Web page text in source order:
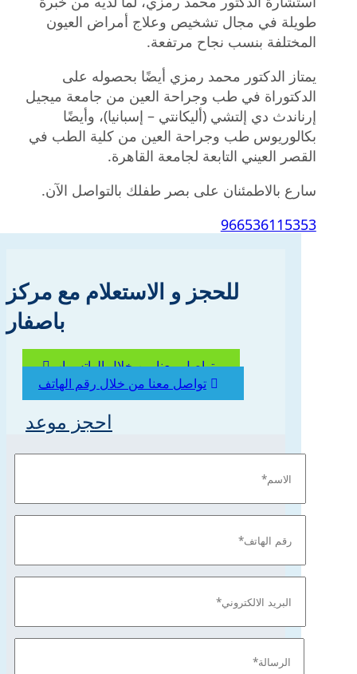
طويلة في مجال تشخيص وعلاج أمراض العيون
المختلفة بنسب نجاح مرتفعة.
يمتاز الدكتور محمد رمزي أيضًا بحصوله على
الدكتوراة في طب وجراحة العين من جامعة ميجيل
إرناندث دي إلتشي (أليكانتي – إسبانيا)، وأيضًا
بكالوريوس طب وجراحة العين من كلية الطب في
القصر العيني التابعة لجامعة القاهرة.
سارع بالاطمئنان على بصر طفلك بالتواصل الآن.
966536115353
للحجز و الاستعلام مع مركز
باصفار
تواصل معنا من خلال الواتس اب
تواصل معنا من خلال رقم الهاتف
احجز موعد